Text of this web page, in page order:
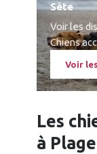
Sète
Voir les
Chiens
Voir
Les
à